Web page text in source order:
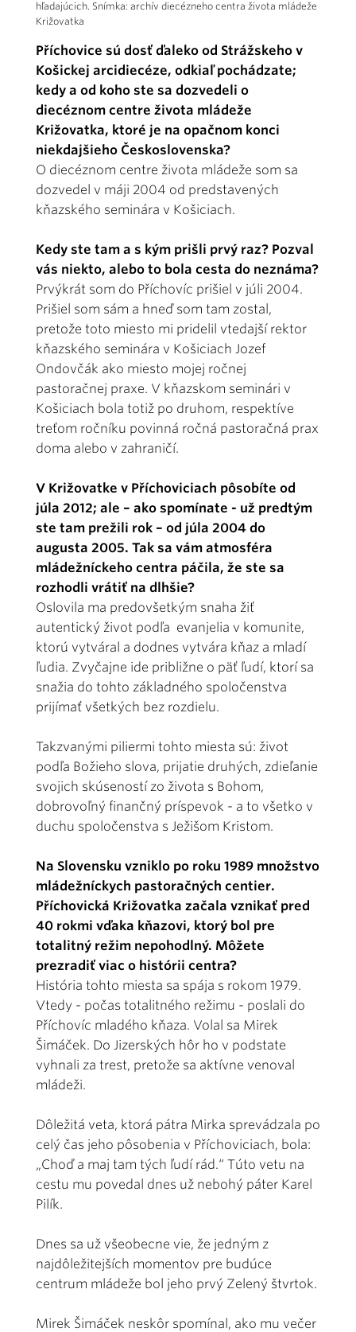
hľadajúcich. Snímka: archív diecézneho centra života mládeže
Križovatka
Příchovice sú dosť ďaleko od Strážskeho v
Košickej arcidiecéze, odkiaľ pochádzate;
kedy a od koho ste sa dozvedeli o
diecéznom centre života mládeže
Križovatka, ktoré je na opačnom konci
niekdajšieho Československa?
O diecéznom centre života mládeže som sa
dozvedel v máji 2004 od predstavených
kňazského seminára v Košiciach.
Kedy ste tam a s kým prišli prvý raz? Pozval
vás niekto, alebo to bola cesta do neznáma?
Prvýkrát som do Příchovíc prišiel v júli 2004.
Prišiel som sám a hneď som tam zostal,
pretože toto miesto mi pridelil vtedajší rektor
kňazského seminára v Košiciach Jozef
Ondovčák ako miesto mojej ročnej
pastoračnej praxe. V kňazskom seminári v
Košiciach bola totiž po druhom, respektíve
treťom ročníku povinná ročná pastoračná prax
doma alebo v zahraničí.
V Križovatke v Příchoviciach pôsobíte od
júla 2012; ale – ako spomínate - už predtým
ste tam prežili rok – od júla 2004 do
augusta 2005. Tak sa vám atmosféra
mládežníckeho centra páčila, že ste sa
rozhodli vrátiť na dlhšie?
Oslovila ma predovšetkým snaha žiť
autentický život podľa evanjelia v komunite,
ktorú vytváral a dodnes vytvára kňaz a mladí
ľudia. Zvyčajne ide približne o päť ľudí, ktorí sa
snažia do tohto základného spoločenstva
prijímať všetkých bez rozdielu.
Takzvanými piliermi tohto miesta sú: život
podľa Božieho slova, prijatie druhých, zdieľanie
svojich skúseností zo života s Bohom,
dobrovoľný finančný príspevok - a to všetko v
duchu spoločenstva s Ježišom Kristom.
Na Slovensku vzniklo po roku 1989 množstvo
mládežníckych pastoračných centier.
Příchovická Križovatka začala vznikať pred
40 rokmi vďaka kňazovi, ktorý bol pre
totalitný režim nepohodlný. Môžete
prezradiť viac o histórii centra?
História tohto miesta sa spája s rokom 1979.
Vtedy - počas totalitného režimu - poslali do
Příchovíc mladého kňaza. Volal sa Mirek
Šimáček. Do Jizerských hôr ho v podstate
vyhnali za trest, pretože sa aktívne venoval
mládeži.
Dôležitá veta, ktorá pátra Mirka sprevádzala po
celý čas jeho pôsobenia v Příchoviciach, bola:
„Choď a maj tam tých ľudí rád.“ Túto vetu na
cestu mu povedal dnes už nebohý páter Karel
Pilík.
Dnes sa už všeobecne vie, že jedným z
najdôležitejších momentov pre budúce
centrum mládeže bol jeho prvý Zelený štvrtok.
Mirek Šimáček neskôr spomínal, ako mu večer